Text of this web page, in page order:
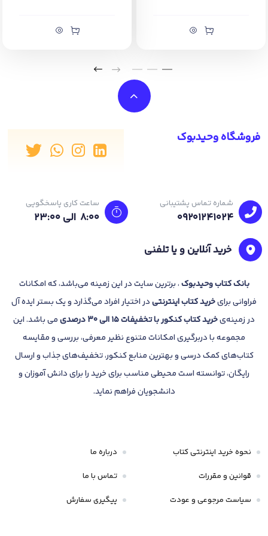
ویژه دانش‌آموزان پایه نهم
فروشگاه وحیدبوک
شماره تماس پشتیبانی
09201241024
ساعت کاری پاسخگویی
8:00 الی 23:۰۰
خرید آنلاین و یا تلفنی
بانککتاب وحیدبوک، برترین سایت در این زمینه می‌باشد، که امکانات
فراوانی برایخرید کتاباینترنتیدر اختیار افراد می‌گذارد و یک بستر ایده آل
در زمینه‌یخرید کتاب کنکور با تخفیفات 15 الی 30 درصدی
می باشد. این
مجموعه با دربرگیری امکانات متنوع نظیر معرفی، بررسی و مقایسه
کتاب‌های کمک درسی و بهترین منابع کنکور، تخفیف‌های جذاب و ارسال
رایگان، توانسته است محیطی مناسب برای خرید را برای دانش آموزان و
دانشجویان فراهم نماید.
نحوه خرید اینترنتی کتاب
قوانین و مقررات
سیاست مرجوعی و عودت
درباره ما
تماس با ما
پیگیری سفارش